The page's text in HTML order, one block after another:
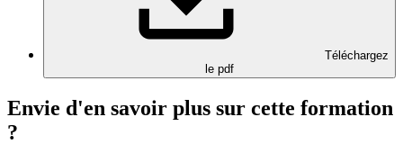
Téléchargez
le pdf
Envie d'en savoir plus sur cette formation
?